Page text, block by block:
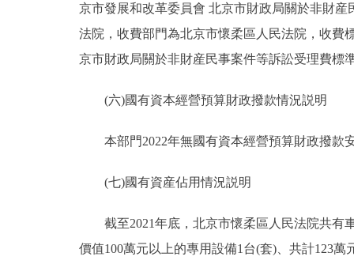
京市發展和改革委員會 北京市財政局關於非財
法院，收費部門為北京市懷柔區人民法院，收費
京市財政局關於非財産民事案件等訴訟受理費標
(六)國有資本經營預算財政撥款情況説明
本部門2022年無國有資本經營預算財政撥款
(七)國有資産佔用情況説明
截至2021年底，北京市懷柔區人民法院共有車
價值100萬元以上的專用設備1台(套)、共計123萬